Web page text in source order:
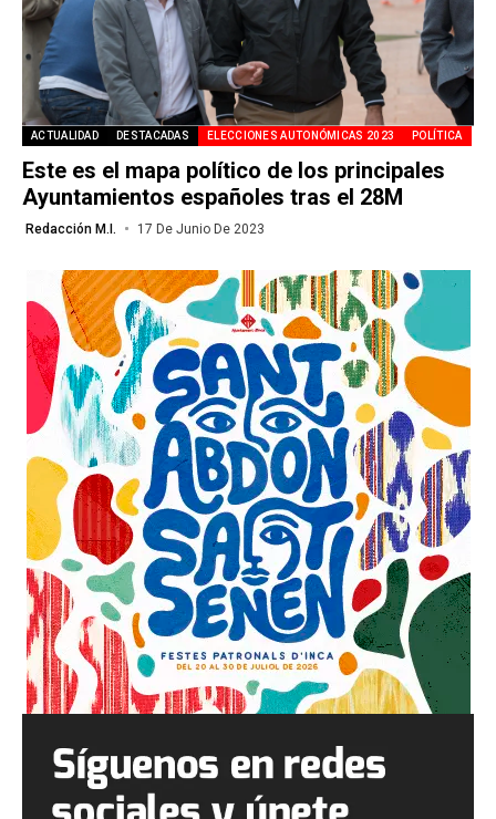
ACTUALIDAD DESTACADAS ELECCIONES AUTONÓMICAS 2023 POLÍTICA
Este es el mapa político de los principales
Ayuntamientos españoles tras el 28M
Redacción M.I. 17 De Junio De 2023